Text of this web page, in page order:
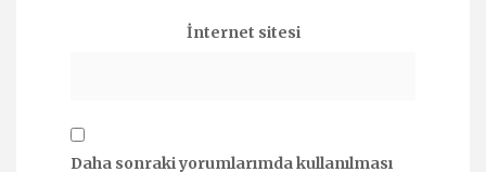
İnternet sitesi
Daha sonraki yorumlarımda kullanılması